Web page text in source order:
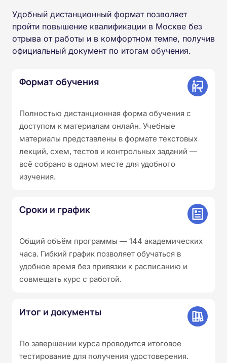
Удобный дистанционный формат позволяет
пройти повышение квалификации в Москве без
отрыва от работы и в комфортном темпе, получив
официальный документ по итогам обучения.
Формат обучения
Полностью дистанционная форма обучения с
доступом к материалам онлайн. Учебные
материалы представлены в формате текстовых
лекций, схем, тестов и контрольных заданий —
всё собрано в одном месте для удобного
изучения.
Сроки и график
Общий объём программы — 144 академических
часа. Гибкий график позволяет обучаться в
удобное время без привязки к расписанию и
совмещать курс с работой.
Итог и документы
По завершении курса проводится итоговое
тестирование для получения удостоверения.